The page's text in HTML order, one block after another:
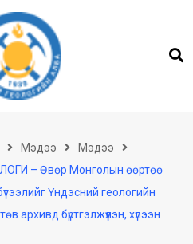
Мэдээ
Мэдээ
– Өвөр Монголын өөртөө
Үндэсний геологийн
архивд бүртгэлжүүлэн, хүлээн